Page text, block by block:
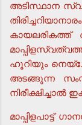
അടിസ്ഥാന
കായലരികത്ത്
ഹൂറിയും
അടങ്ങുന്ന
നിരീക്ഷിച്ചാല്‍
മാപ്പിളപാട്ട്